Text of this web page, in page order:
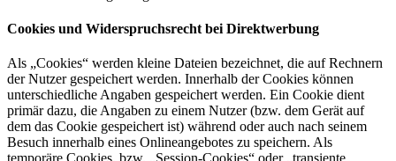
Cookies und Widerspruchsrecht bei Direktwerbung
Als „Cookies“ werden kleine Dateien bezeichnet, die auf Rechnern
der Nutzer gespeichert werden. Innerhalb der Cookies können
unterschiedliche Angaben gespeichert werden. Ein Cookie dient
primär dazu, die Angaben zu einem Nutzer (bzw. dem Gerät auf
dem das Cookie gespeichert ist) während oder auch nach seinem
Besuch innerhalb eines Onlineangebotes zu speichern. Als